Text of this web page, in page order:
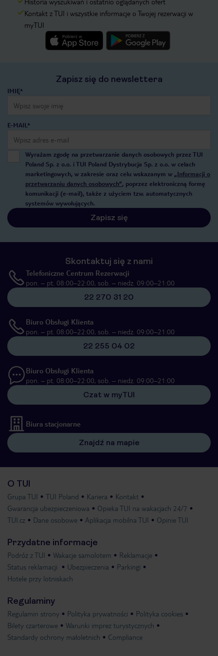
Kontakt z TUI i wszystkie informacje o Twojej rezerwacji w
myTUI
Zapisz się do newslettera
IMIĘ*
E-MAIL*
Wyrażam zgodę na przetwarzanie danych osobowych przez TUI
Poland Sp. z o.o. i TUI Poland Dystrybucja Sp. z o.o. w celach
marketingowych, w zakresie oraz celu wskazanym w „Informacji o
przetwarzaniu danych osobowych”, poprzez elektroniczną formę
komunikacji (e-mail), także z użyciem tzw. automatycznych
systemów wywołujących.
Zapisz się
Skontaktuj się z nami
Telefoniczne Centrum Rezerwacji
pon. – pt. 08:00–22:00, sob. – niedz. 09:00–21:00
22 270 31 20
Biuro Obsługi Klienta
pon. – pt. 08:00–22:00, sob. – niedz. 09:00–21:00
22 255 04 02
Biuro Obsługi Klienta
pon. – pt. 08:00–22:00, sob. – niedz. 09:00–21:00
Czat w myTUI
Biura stacjonarne
Znajdź na mapie
O TUI
Grupa TUI TUI Poland Kariera
Kontakt
Gwarancja ubezpieczeniowa
Opieka TUI na wakacjach 24/7
TUI.cz
Dane osobowe Aplikacja mobilna TUI Opinie TUI
Przydatne informacje
Podróż z TUI Wakacje samolotem
Reklamacje
Status reklamacji
Ubezpieczenia
Parkingi
Hotele przy lotniskach
Regulaminy
Regulamin strony Polityka prywatności
Polityka cookies
Bilety czarterowe
Warunki imprez turystycznych
Standardy ochrony małoletnich
Compliance